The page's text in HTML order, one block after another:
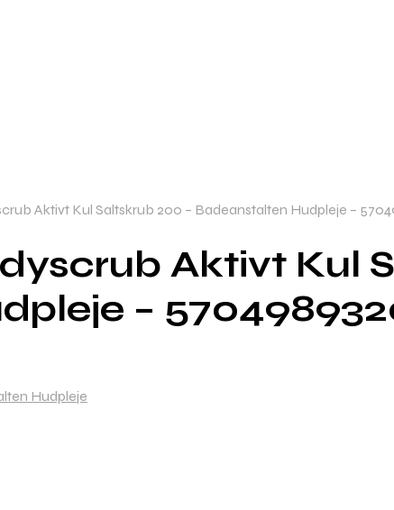
Aktivt Kul Saltskrub 200 – Badeanstalten Hudpleje –
Aktivt Kul
–
Hudpleje